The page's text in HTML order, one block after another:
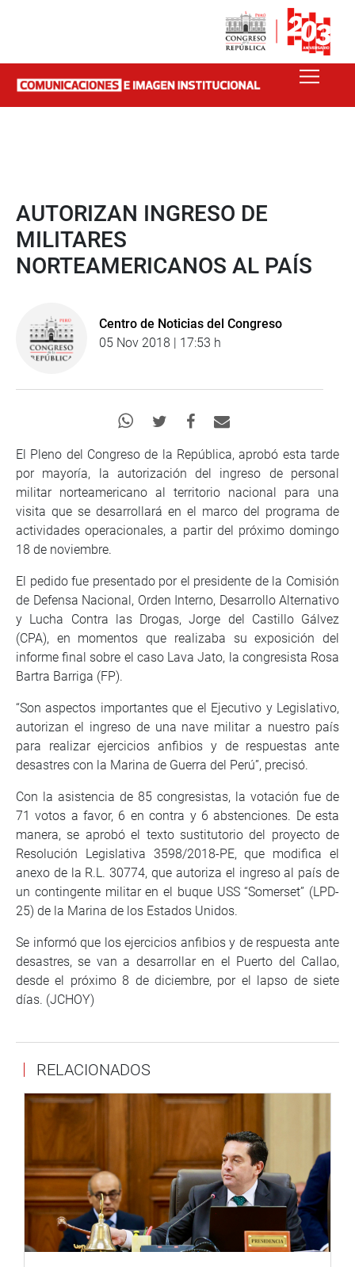
AUTORIZAN INGRESO DE
MILITARES
NORTEAMERICANOS AL PAÍS
Centro de Noticias del Congreso
05 Nov 2018 | 17:53 h
El Pleno del Congreso de la República, aprobó esta tarde
por mayoría, la autorización del ingreso de personal
militar norteamericano al territorio nacional para una
visita que se desarrollará en el marco del programa de
actividades operacionales, a partir del próximo domingo
18 de noviembre.
El pedido fue presentado por el presidente de la Comisión
de Defensa Nacional, Orden Interno, Desarrollo Alternativo
y Lucha Contra las Drogas, Jorge del Castillo Gálvez
(CPA), en momentos que realizaba su exposición del
informe final sobre el caso Lava Jato, la congresista Rosa
Bartra Barriga (FP).
“Son aspectos importantes que el Ejecutivo y Legislativo,
autorizan el ingreso de una nave militar a nuestro país
para realizar ejercicios anfibios y de respuestas ante
desastres con la Marina de Guerra del Perú”, precisó.
Con la asistencia de 85 congresistas, la votación fue de
71 votos a favor, 6 en contra y 6 abstenciones. De esta
manera, se aprobó el texto sustitutorio del proyecto de
Resolución Legislativa 3598/2018-PE, que modifica el
anexo de la R.L. 30774, que autoriza el ingreso al país de
un contingente militar en el buque USS “Somerset” (LPD-
25) de la Marina de los Estados Unidos.
Se informó que los ejercicios anfibios y de respuesta ante
desastres, se van a desarrollar en el Puerto del Callao,
desde el próximo 8 de diciembre, por el lapso de siete
días. (JCHOY)
RELACIONADOS